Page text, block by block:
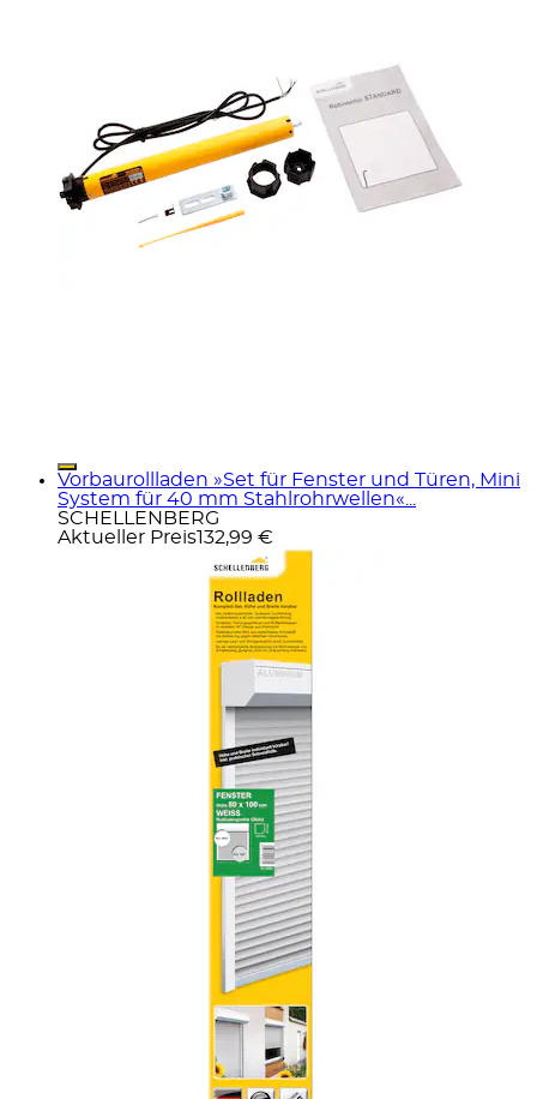
Vorbaurollladen »Set für Fenster und Türen, Mini
System für 40 mm Stahlrohrwellen«...
SCHELLENBERG
Aktueller Preis132,99 €